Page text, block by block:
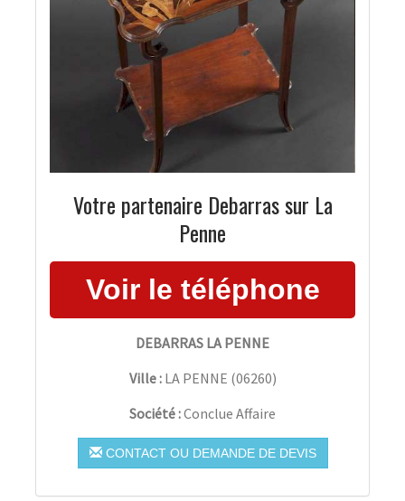
Votre partenaire Debarras sur La
Penne
DEBARRAS LA PENNE
Ville : LA PENNE (06260)
Société :Conclue Affaire
CONTACT OU DEMANDE DE DEVIS